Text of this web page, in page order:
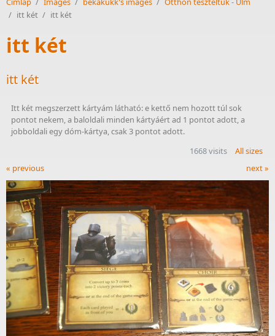
/ itt két / itt két
itt két
itt két
Itt két megszerzett kártyám látható: e kettő nem hozott túl sok
pontot nekem, a baloldali minden kártyáért ad 1 pontot adott, a
jobboldali egy dóm-kártya, csak 3 pontot adott.
1668 visits
All sizes
« previous
next »